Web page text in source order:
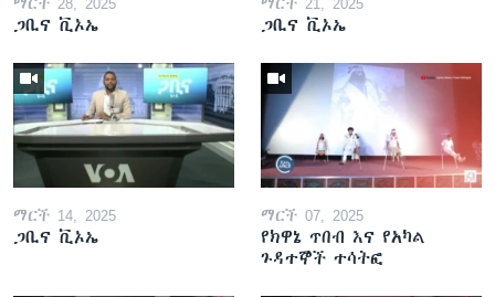
ጋቢና ቪኦኤ ጋቢና ቪኦኤ
ማርች 14, 2025
ጋቢና ቪኦኤ
ማርች 07, 2025
የክዋኔ ጥበብ እና የአካል
ጉዳተኞች ተሳትፎ